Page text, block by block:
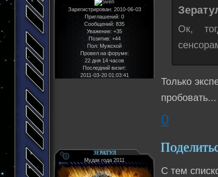
Зарегистрирован: 2010-06-03
Приглашений: 0
Сообщений: 835
Уважение: +35
Позитив: +44
Пол:Мужской
Провел на форуме:
22 дня 14 часов
Последний визит:
2011-03-20 01:03:41
Ок,
Только
пробовать...
0
ЗЕРАТУЛ
Мудак года 2011
С тем